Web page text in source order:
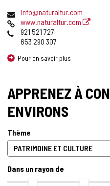
Adresse
de
courrier
électronique
info@naturaltur.com
Page
Web
www.naturaltur.com
Téléphones
921 521 727
653 290 307
Pour en savoir plus
APPRENEZ À
ENVIRONS
Thème
Dans un rayon de